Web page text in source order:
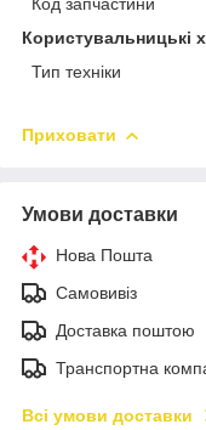
Користувальницькі
Тип техніки
Приховати
Умови доставки
Нова Пошта
Самовивіз
Доставка поштою
Транспортна
Всі умови доставки